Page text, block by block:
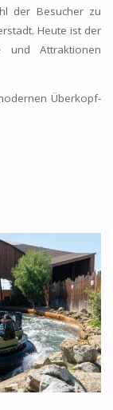
der Besucher zu
Heute ist der
und Attraktionen
Überkopf-